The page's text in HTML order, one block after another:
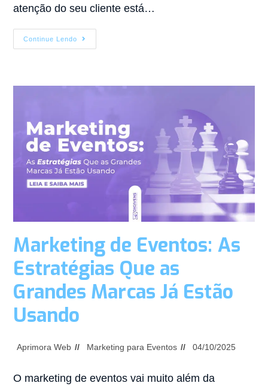
atenção do seu cliente está…
Continue Lendo
Marketing de Eventos: As
Estratégias Que as
Grandes Marcas Já Estão
Usando
Aprimora Web Marketing para Eventos 04/10/2025
O marketing de eventos vai muito além da